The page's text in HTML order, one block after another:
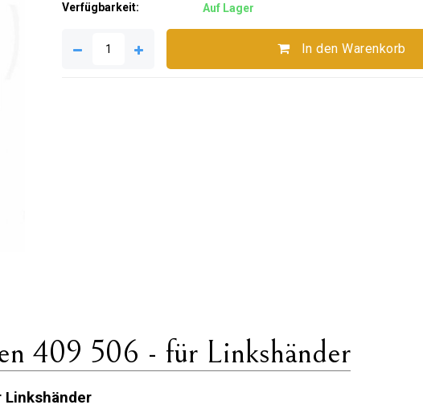
Verfügbarkeit: Auf Lager
In den Warenkorb
409 506 - für Linkshänder
Linkshänder